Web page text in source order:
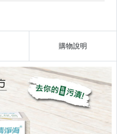
購物說明